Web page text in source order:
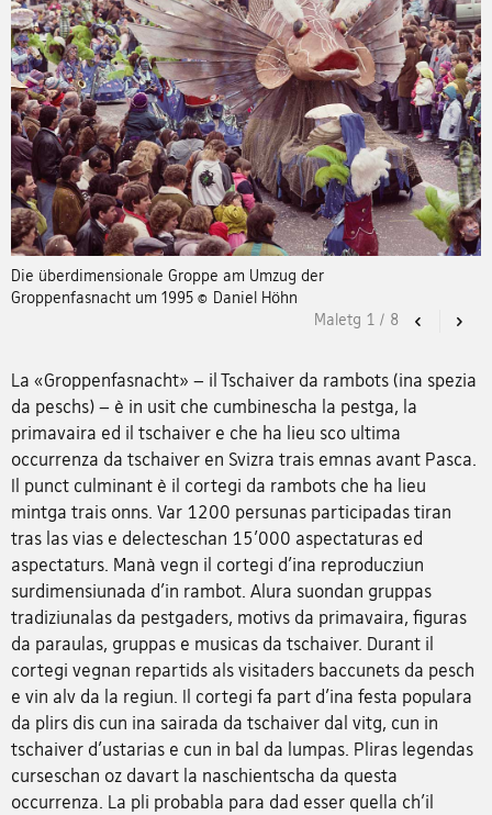
Die überdimensionale Groppe am Umzug der
Groppenfasnacht um 1995 © Daniel Höhn
Previous
Maletg 1 / 8
La «Groppenfasnacht» – il Tschaiver da rambots (ina spezia
da peschs) – è in usit che cumbinescha la pestga, la
primavaira ed il tschaiver e che ha lieu sco ultima
occurrenza da tschaiver en Svizra trais emnas avant Pasca.
Il punct culminant è il cortegi da rambots che ha lieu
mintga trais onns. Var 1200 persunas participadas tiran
tras las vias e delecteschan 15'000 aspectaturas ed
aspectaturs. Manà vegn il cortegi d'ina reproducziun
surdimensiunada d'in rambot. Alura suondan gruppas
tradiziunalas da pestgaders, motivs da primavaira, figuras
da paraulas, gruppas e musicas da tschaiver. Durant il
cortegi vegnan repartids als visitaders baccunets da pesch
e vin alv da la regiun. Il cortegi fa part d'ina festa populara
da plirs dis cun ina sairada da tschaiver dal vitg, cun in
tschaiver d'ustarias e cun in bal da lumpas. Pliras legendas
curseschan oz davart la naschientscha da questa
occurrenza. La pli probabla para dad esser quella ch'il